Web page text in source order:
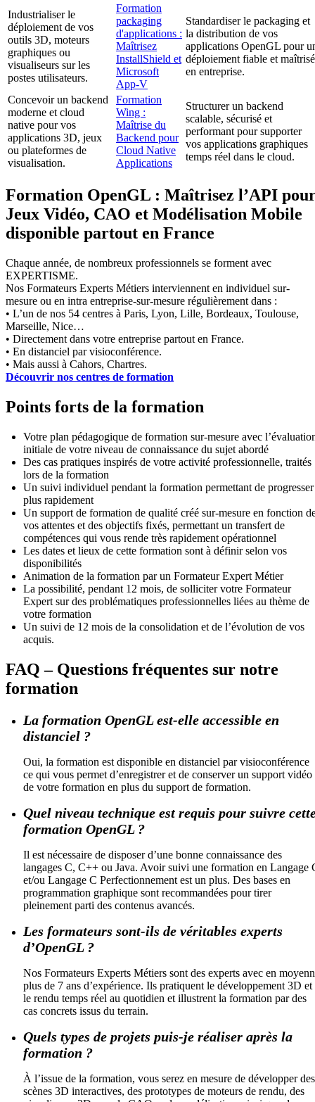
Industrialiser le
déploiement de vos
outils 3D, moteurs
graphiques ou
visualiseurs sur les
postes utilisateurs.
Formation
packaging
d'applications :
Maîtrisez
InstallShield et
Microsoft
App-V
Standardiser le packaging et
la distribution de vos
applications OpenGL pour
déploiement fiable et maîtrisé
en entreprise.
Concevoir un backend
moderne et cloud
native pour vos
applications 3D, jeux
ou plateformes de
visualisation.
Formation
Wing :
Maîtrise du
Backend pour
Cloud Native
Applications
Structurer un backend
scalable, sécurisé et
performant pour supporter
vos applications graphiques
temps réel dans le cloud.
Formation OpenGL : Maîtrisez l’API
Jeux Vidéo, CAO et Modélisation Mobile
disponible partout en France
Chaque année, de nombreux professionnels se forment avec
EXPERTISME.
Nos Formateurs Experts Métiers interviennent en individuel sur-
mesure ou en intra entreprise-sur-mesure régulièrement dans :
• L’un de nos 54 centres à Paris, Lyon, Lille, Bordeaux, Toulouse,
Marseille, Nice…
• Directement dans votre entreprise partout en France.
• En distanciel par visioconférence.
• Mais aussi à Cahors, Chartres.
Découvrir nos centres de formation
Points forts de la formation
Votre plan pédagogique de formation sur-mesure avec
initiale de votre niveau de connaissance du sujet abordé
Des cas pratiques inspirés de votre activité professionnelle, traités
lors de la formation
Un suivi individuel pendant la formation permettant de progresser
plus rapidement
Un support de formation de qualité créé sur-mesure en fonction
vos attentes et des objectifs fixés, permettant un transfert de
compétences qui vous rende très rapidement opérationnel
Les dates et lieux de cette formation sont à définir selon vos
disponibilités
Animation de la formation par un Formateur Expert Métier
La possibilité, pendant 12 mois, de solliciter votre Formateur
Expert sur des problématiques professionnelles liées au thème de
votre formation
Un suivi de 12 mois de la consolidation et de l’évolution de vos
acquis.
FAQ – Questions fréquentes sur notre
formation
La formation OpenGL est-elle accessible en
distanciel ?
Oui, la formation est disponible en distanciel par visioconférence
ce qui vous permet d’enregistrer et de conserver un support vidéo
de votre formation en plus du support de formation.
Quel niveau technique est requis pour suivre
formation OpenGL ?
Il est nécessaire de disposer d’une bonne connaissance des
langages C, C++ ou Java. Avoir suivi une formation en Langage
et/ou Langage C Perfectionnement est un plus. Des bases en
programmation graphique sont recommandées pour tirer
pleinement parti des contenus avancés.
Les formateurs sont-ils de véritables experts
d’OpenGL ?
Nos Formateurs Experts Métiers sont des experts avec en
plus de 7 ans d’expérience. Ils pratiquent le développement 3D et
le rendu temps réel au quotidien et illustrent la formation par des
cas concrets issus du terrain.
Quels types de projets puis-je réaliser après la
formation ?
À l’issue de la formation, vous serez en mesure de développer des
scènes 3D interactives, des prototypes de moteurs de rendu, des